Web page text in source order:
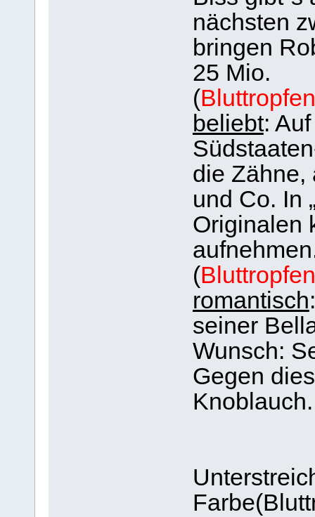
nächsten
bringen
25 Mio.
(Bluttropfen
beliebt:
die Zähne,
und Co. In
Originalen
(Bluttropfen
romantisch
seiner
Wunsch:
Gegen
Knoblauch.